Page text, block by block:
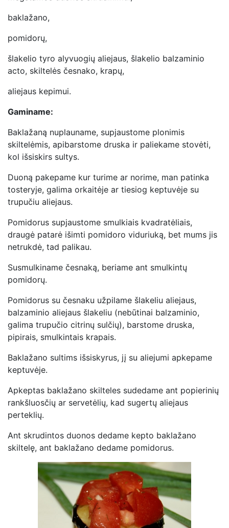
baklažano,
pomidorų,
šlakelio tyro alyvuogių aliejaus, šlakelio balzaminio
acto, skiltelės česnako, krapų,
aliejaus kepimui.
Gaminame:
Baklažaną nuplauname, supjaustome plonimis
skiltelėmis, apibarstome druska ir paliekame stovėti,
kol išsiskirs sultys.
Duoną pakepame kur turime ar norime, man patinka
tosteryje, galima orkaitėje ar tiesiog keptuvėje su
trupučiu aliejaus.
Pomidorus supjaustome smulkiais kvadratėliais,
draugė patarė išimti pomidoro viduriuką, bet mums jis
netrukdė, tad palikau.
Susmulkiname česnaką, beriame ant smulkintų
pomidorų.
Pomidorus su česnaku užpilame šlakeliu aliejaus,
balzaminio aliejaus šlakeliu (nebūtinai balzaminio,
galima trupučio citrinų sulčių), barstome druska,
pipirais, smulkintais krapais.
Baklažano sultims išsiskyrus, jį su aliejumi apkepame
keptuvėje.
Apkeptas baklažano skilteles sudedame ant popierinių
rankšluosčių ar servetėlių, kad sugertų aliejaus
perteklių.
Ant skrudintos duonos dedame kepto baklažano
skiltelę, ant baklažano dedame pomidorus.